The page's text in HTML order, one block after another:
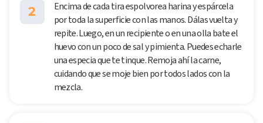
2
Encima de cada tira espolvorea harina y espárcela
por toda la superficie con las manos. Dálas vuelta y
repite. Luego, en un recipiente o en una olla bate el
huevo con un poco de sal y pimienta. Puedes echarle
una especia que te tinque. Remoja ahí la carne,
cuidando que se moje bien por todos lados con la
mezcla.